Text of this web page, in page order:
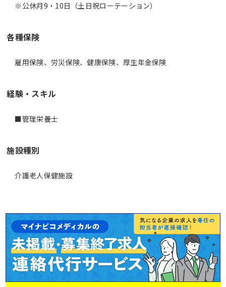
※公休月9・10日（土日祝ローテーション）
各種保険
雇用保険、労災保険、健康保険、厚生年金保険
経験・スキル
■管理栄養士
施設種別
介護老人保健施設